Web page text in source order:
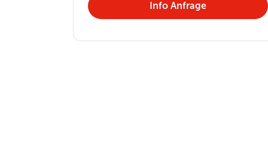
Info Anfrage